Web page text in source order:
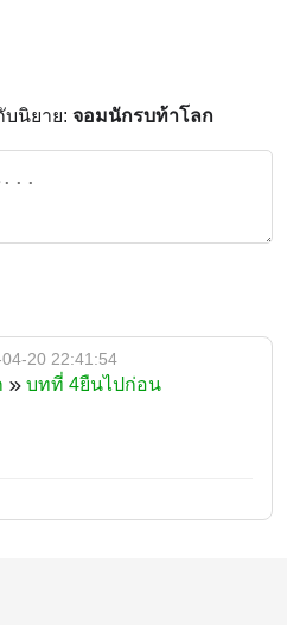
บนิยาย: จอมนักรบท้าโลก
20 22:41:54
บทที่ 4ยืนไปก่อน